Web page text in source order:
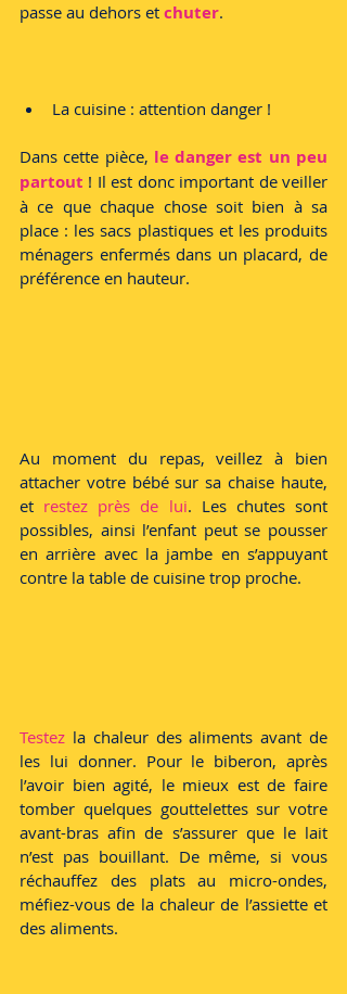
passe au dehors et chuter.
La cuisine : attention danger !
Dans cette pièce, le danger est un peu
partout ! Il est donc important de veiller
à ce que chaque chose soit bien à sa
place : les sacs plastiques et les produits
ménagers enfermés dans un placard, de
préférence en hauteur.
Au moment du repas, veillez à bien
attacher votre bébé sur sa chaise haute,
et restez près de lui. Les chutes sont
possibles, ainsi l’enfant peut se pousser
en arrière avec la jambe en s’appuyant
contre la table de cuisine trop proche.
Testez la chaleur des aliments avant de
les lui donner. Pour le biberon, après
l’avoir bien agité, le mieux est de faire
tomber quelques gouttelettes sur votre
avant-bras afin de s’assurer que le lait
n’est pas bouillant. De même, si vous
réchauffez des plats au micro-ondes,
méfiez-vous de la chaleur de l’assiette et
des aliments.